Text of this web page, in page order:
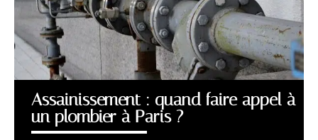
Assainissement : quand faire appel à
un plombier à Paris ?